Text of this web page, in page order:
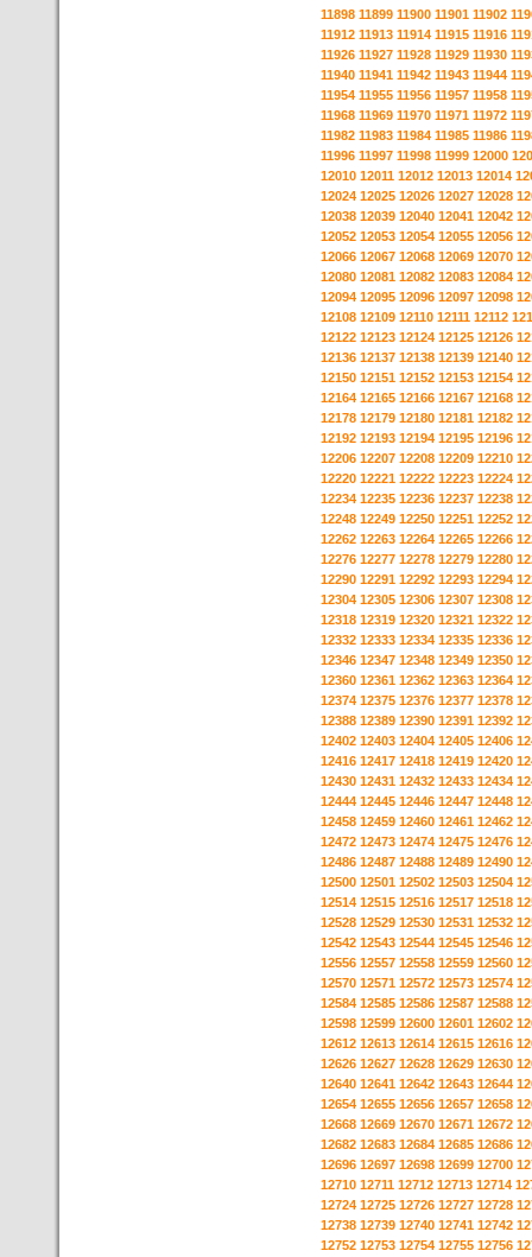
11898 11899 11900 11901 11902
11912 11913 11914 11915 11916
11926 11927 11928 11929 11930
11940 11941 11942 11943 11944
11954 11955 11956 11957 11958
11968 11969 11970 11971 11972
11982 11983 11984 11985 11986
11996 11997 11998 11999 12000
12010 12011 12012 12013 12014
12024 12025 12026 12027 12028
12038 12039 12040 12041 12042
12052 12053 12054 12055 12056
12066 12067 12068 12069 12070
12080 12081 12082 12083 12084
12094 12095 12096 12097 12098
12108 12109 12110 12111 12112
12122 12123 12124 12125 12126
12136 12137 12138 12139 12140
12150 12151 12152 12153 12154
12164 12165 12166 12167 12168
12178 12179 12180 12181 12182
12192 12193 12194 12195 12196
12206 12207 12208 12209 12210
12220 12221 12222 12223 12224
12234 12235 12236 12237 12238
12248 12249 12250 12251 12252
12262 12263 12264 12265 12266
12276 12277 12278 12279 12280
12290 12291 12292 12293 12294
12304 12305 12306 12307 12308
12318 12319 12320 12321 12322
12332 12333 12334 12335 12336
12346 12347 12348 12349 12350
12360 12361 12362 12363 12364
12374 12375 12376 12377 12378
12388 12389 12390 12391 12392
12402 12403 12404 12405 12406
12416 12417 12418 12419 12420
12430 12431 12432 12433 12434
12444 12445 12446 12447 12448
12458 12459 12460 12461 12462
12472 12473 12474 12475 12476
12486 12487 12488 12489 12490
12500 12501 12502 12503 12504
12514 12515 12516 12517 12518
12528 12529 12530 12531 12532
12542 12543 12544 12545 12546
12556 12557 12558 12559 12560
12570 12571 12572 12573 12574
12584 12585 12586 12587 12588
12598 12599 12600 12601 12602
12612 12613 12614 12615 12616
12626 12627 12628 12629 12630
12640 12641 12642 12643 12644
12654 12655 12656 12657 12658
12668 12669 12670 12671 12672
12682 12683 12684 12685 12686
12696 12697 12698 12699 12700
12710 12711 12712 12713 12714
12724 12725 12726 12727 12728
12738 12739 12740 12741 12742
12752 12753 12754 12755 12756